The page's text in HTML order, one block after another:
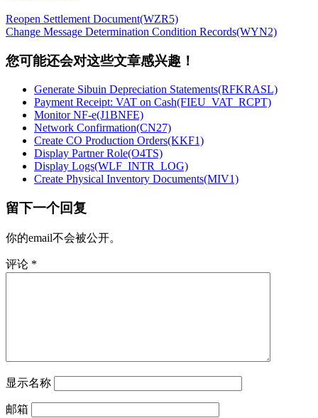
Reopen Settlement Document(WZR5)
Change Message Determination Condition Records(WYN2)
您可能还会对这些文章感兴趣！
Generate Sibuin Depreciation Statements(RFKRASL)
Payment Receipt: VAT on Cash(FIEU_VAT_RCPT)
Monitor NF-e(J1BNFE)
Network Confirmation(CN27)
Create CO Production Orders(KKF1)
Display Partner Role(O4TS)
Display Logs(WLF_INTR_LOG)
Create Physical Inventory Documents(MIV1)
留下一个回复
你的email不会被公开。
评论 *
显示名称
邮箱